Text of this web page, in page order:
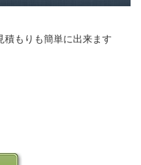
積もりも簡単に出来ます